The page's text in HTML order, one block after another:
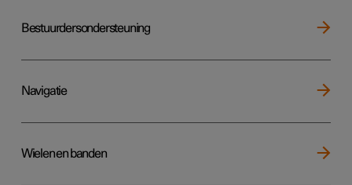
Bestuurdersondersteuning
Navigatie
Wielen en banden